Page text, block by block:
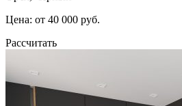
Цена: от 40 000 руб.
Рассчитать